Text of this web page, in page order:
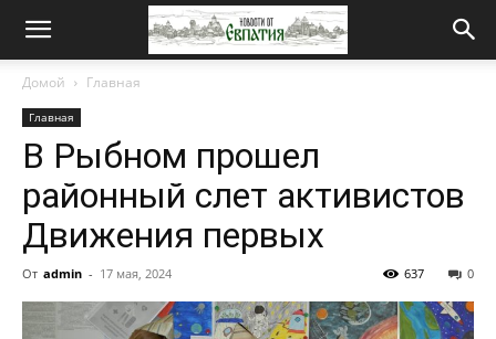
Новости
Евпатия
Домой Главная
Главная
В Рыбном прошел
районный слет активистов
Движения первых
От admin - 17 мая, 2024 0
637